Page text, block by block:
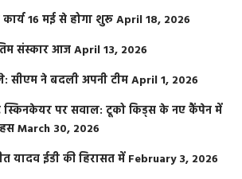
16 मई से होगा शुरूApril 18, 2026
संस्कार आजApril 13, 2026
ने बदली अपनी टीमApril 1, 2026
स्किनकेयर पर सवाल: टूको किड्स के नए कैंपेन में
March 30, 2026
यादव ईडी की हिरासत में February 3, 2026